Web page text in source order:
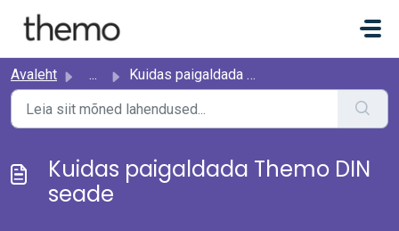
Avaleht ... Kuidas paigaldada Themo DIN seade
Kuidas paigaldada Themo DIN
seade